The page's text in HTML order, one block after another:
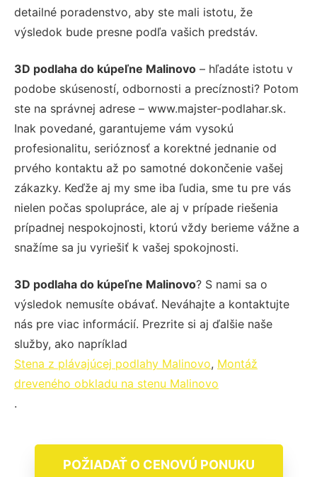
detailné poradenstvo, aby ste mali istotu, že
výsledok bude presne podľa vašich predstáv.
3D podlaha do kúpeľne Malinovo – hľadáte istotu v
podobe skúseností, odbornosti a precíznosti? Potom
ste na správnej adrese – www.majster-podlahar.sk.
Inak povedané, garantujeme vám vysokú
profesionalitu, serióznosť a korektné jednanie od
prvého kontaktu až po samotné dokončenie vašej
zákazky. Keďže aj my sme iba ľudia, sme tu pre vás
nielen počas spolupráce, ale aj v prípade riešenia
prípadnej nespokojnosti, ktorú vždy berieme vážne a
snažíme sa ju vyriešiť k vašej spokojnosti.
3D podlaha do kúpeľne Malinovo? S nami sa o
výsledok nemusíte obávať. Neváhajte a kontaktujte
nás pre viac informácií. Prezrite si aj ďalšie naše
služby, ako napríklad
Stena z plávajúcej podlahy Malinovo, Montáž
dreveného obkladu na stenu Malinovo
.
POŽIADAŤ O CENOVÚ PONUKU